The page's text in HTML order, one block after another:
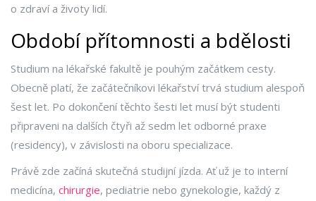
o zdraví a životy lidí.
Období přítomnosti a bdělosti
Studium na lékařské fakultě je pouhým začátkem cesty.
Obecně platí, že začátečníkovi lékařství trvá studium alespoň
šest let. Po dokončení těchto šesti let musí být studenti
připraveni na dalších čtyři až sedm let odborné praxe
(residency), v závislosti na oboru specializace.
Právě zde začíná skutečná studijní jízda. Ať už je to interní
medicína, chirurgie, pediatrie nebo gynekologie, každý z